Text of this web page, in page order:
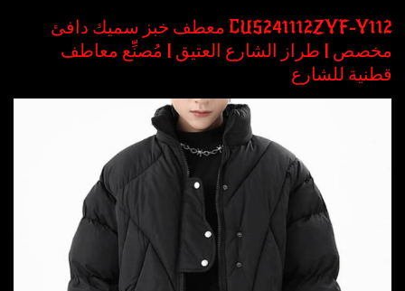
CUS241112ZYF-Y112 معطف خبز سميك دافئ
مخصص | طراز الشارع العتيق | مُصنِّع معاطف
قطنية للشارع